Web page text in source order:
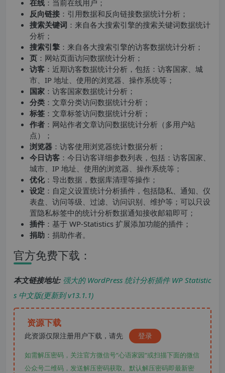
在线 ：当前在线用户；
反向链接 ：引用数据和反向链接数据统计分析；
搜索关键词 ：来自各大搜索引擎的搜索关键词数据统计
分析；
搜索引擎 ：来自各大搜索引擎的访客数据统计分析；
页 ：网站页面访问数据统计分析；
访客 ：近期访客数据统计分析，包括：访客国家、城
市、IP 地址、使用的浏览器、操作系统等；
国家 ：访客国家数据统计分析；
分类 ：文章分类访问数据统计分析；
标签 ：文章标签访问数据统计分析；
作者 ：网站作者文章访问数据统计分析（多用户站
点）；
浏览器 ：访客使用浏览器统计数据分析；
今日访客 ：今日访客详细参数列表，包括：访客国家、
城市、IP 地址、使用的浏览器、操作系统等；
优化：导出数据，数据库清理等操作；
设定 ：自定义设置统计分析插件，包括隐私、通知、仪
表盘、访问等级、过滤、访问识别、维护等；可以只设
置隐私标签中的统计分析数据通知接收邮箱即可；
插件 ：基于 WP-Statistics 扩展添加功能的插件；
捐助 ：捐助作者。
官方免费下载：
本文链接地址: 强大的 WordPress 统计分析插件 WP Statistic
s 中文版(更新到 v13.1.1)
资源下载
此资源仅限注册用户下载，请先 登录
如需解压密码，关注官方微信号“心语家园“或扫描下面的微信
公众号二维码，发送解压密码获取。默认解压密码即最新密